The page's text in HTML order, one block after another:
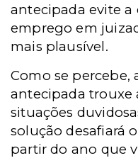
antecipada evite a
emprego em
mais plausível.
Como se percebe,
antecipada trouxe
situações
solução desafiará
partir do ano que